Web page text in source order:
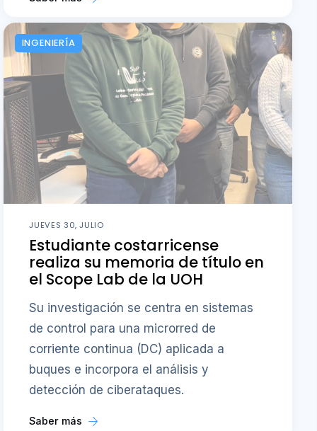
INGENIERÍA
JUEVES 30, JULIO
Estudiante costarricense
realiza su memoria de título en
el Scope Lab de la UOH
Su investigación se centra en sistemas
de control para una microrred de
corriente continua (DC) aplicada a
buques e incorpora el análisis y
detección de ciberataques.
Saber más